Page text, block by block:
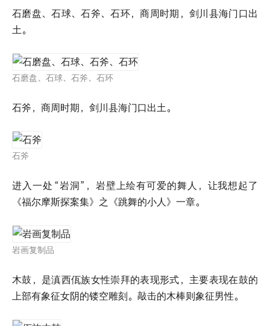
石磨盘、石球、石斧、石环，商周时期，剑川县海门口出
土。
石磨盘、石球、石斧、石环
石斧，商周时期，剑川县海门口出土。
石斧
进入一处 “岩洞”，岩壁上绘有可爱的舞人，让我想起了
《福尔摩斯探案集》之《跳舞的小人》一章。
岩画复制品
木鼓，是滇西佤族女性崇拜的表现形式，主要表现在鼓的
上部有象征女阴的镂空雕刻。敲击的木棒则象征男性。